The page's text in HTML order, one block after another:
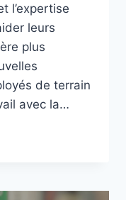
l’expertise
leurs
plus
de terrain
avec la…